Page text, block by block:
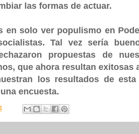
las formas de actuar.
en solo ver populismo en
Tal vez sería
propuestas de
que ahora resultan exitosas
los resultados de esta
encuesta.